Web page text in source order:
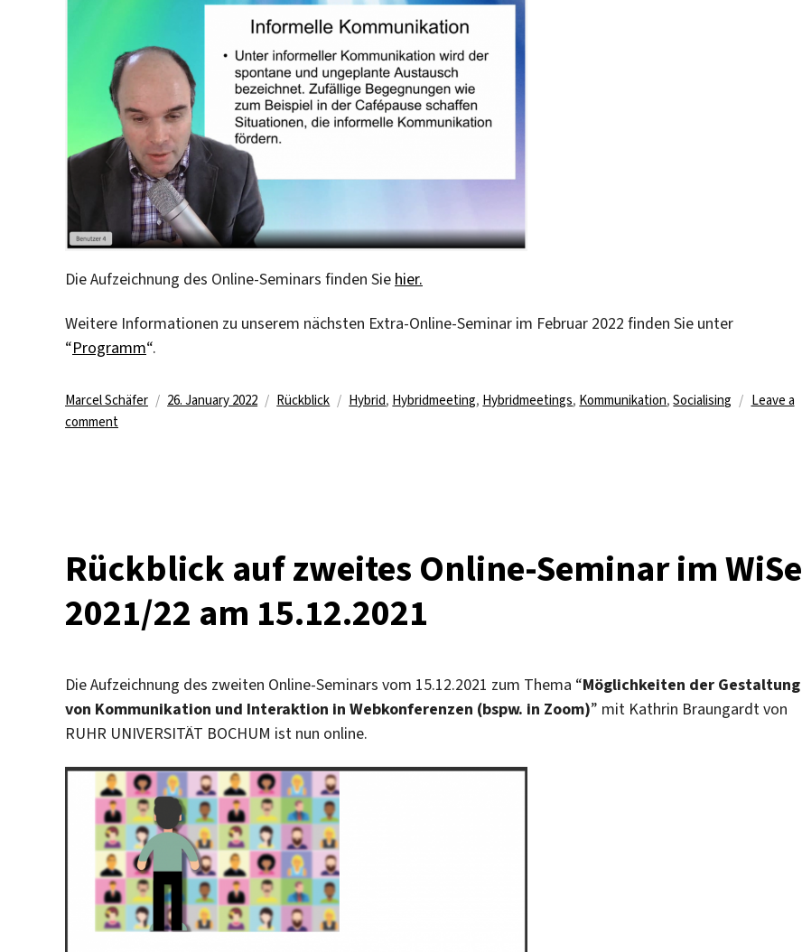
Die Aufzeichnung des Online-Seminars finden Sie hier.
Weitere Informationen zu unserem nächsten Extra-Online-Seminar im Februar 2022 finden Sie unter
“Programm“.
Author
Marcel Schäfer
Posted
26. January 2022 Categories
Rückblick Tags
Hybrid, Hybridmeeting, Hybridmeetings, Kommunikation,Socialising
Leave a
commenton
im
WiSe
2021/22
am
Rückblick auf zweites Online-Seminar im WiSe
2021/22 am 15.12.2021
Die Aufzeichnung des zweiten Online-Seminars vom 15.12.2021 zum Thema “Möglichkeiten der Gestaltung
von Kommunikation und Interaktion in Webkonferenzen (bspw. in Zoom)” mit Kathrin Braungardt von
RUHR UNIVERSITÄT BOCHUM ist nun online.